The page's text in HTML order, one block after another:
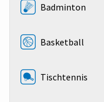
Badminton
Basketball
Tischtennis